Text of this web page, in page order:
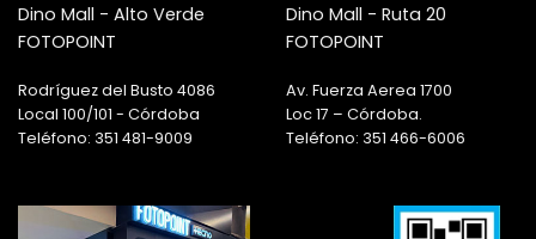
Dino Mall - Alto Verde
FOTOPOINT
Rodríguez del Busto 4086
Local 100/101 - Córdoba
Teléfono: 351 481-9009
Dino Mall - Ruta 20
FOTOPOINT
Av. Fuerza Aerea 1700
Loc 17 – Córdoba.
Teléfono: 351 466-6006